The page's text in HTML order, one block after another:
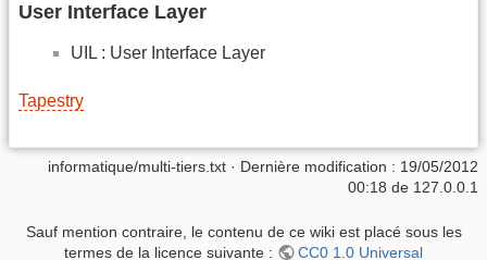
User Interface Layer
UIL : User Interface Layer
Tapestry
informatique/multi-tiers.txt · Dernière modification : 19/05/2012
00:18 de 127.0.0.1
Sauf mention contraire, le contenu de ce wiki est placé sous les
termes de la licence suivante :
CC0 1.0 Universal